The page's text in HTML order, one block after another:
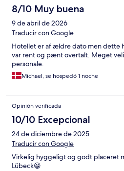
8/10 Muy buena
9 de abril de 2026
Traducir con Google
Hotellet er af ældre dato men dette
var rent og pænt overtalt. Meget
personale.
Michael, se hospedó 1 noche
Opinión verificada
10/10 Excepcional
24 de diciembre de 2025
Traducir con Google
Virkelig hyggeligt og godt placeret
Lübeck😀